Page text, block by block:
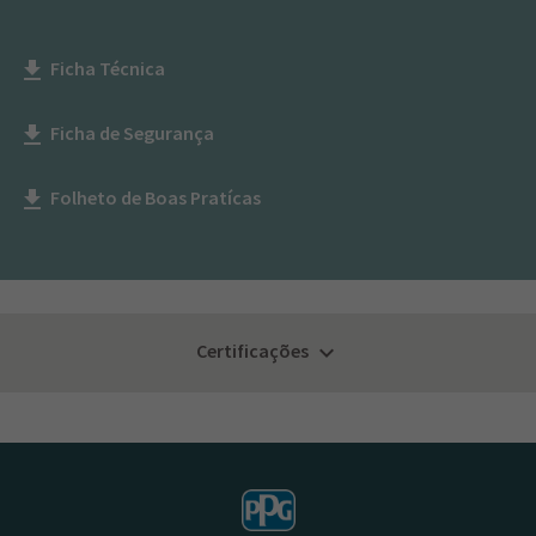
get_app Ficha Técnica
get_app Ficha de Segurança
get_app Folheto de Boas Pratícas
Certificações keyboard_arrow_down